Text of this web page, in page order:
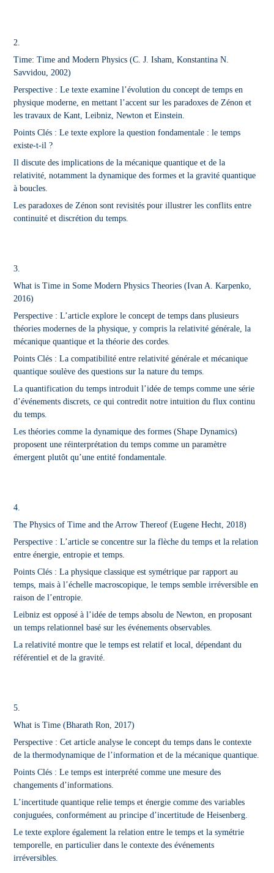
2.
Time: Time and Modern Physics(C. J. Isham, Konstantina N.
Savvidou, 2002)
Perspective : Le texte examine l’évolution du concept de temps en
physique moderne, en mettant l’accent sur les paradoxes de Zénon et
les travaux de Kant, Leibniz, Newton et Einstein.
Points Clés : Le texte explore la question fondamentale : le temps
existe-t-il ?
Il discute des implications de la mécanique quantique et de la
relativité, notamment la dynamique des formes et la gravité quantique
à boucles.
Les paradoxes de Zénon sont revisités pour illustrer les conflits entre
continuité et discrétion du temps.
3.
What is Time in Some Modern Physics Theories (Ivan A. Karpenko,
2016)
Perspective : L’article explore le concept de temps dans plusieurs
théories modernes de la physique, y compris la relativité générale, la
mécanique quantique et la théorie des cordes.
Points Clés : La compatibilité entre relativité générale et mécanique
quantique soulève des questions sur la nature du temps.
La quantification du temps introduit l’idée de temps comme une série
d’événements discrets, ce qui contredit notre intuition du flux continu
du temps.
Les théories comme la dynamique des formes (Shape Dynamics)
proposent une réinterprétation du temps comme un paramètre
émergent plutôt qu’une entité fondamentale.
4.
The Physics of Time and the Arrow Thereof (Eugene Hecht, 2018)
Perspective : L’article se concentre sur la flèche du temps et la relation
entre énergie, entropie et temps.
Points Clés : La physique classique est symétrique par rapport au
temps, mais à l’échelle macroscopique, le temps semble irréversible en
raison de l’entropie.
Leibniz est opposé à l’idée de temps absolu de Newton, en proposant
un temps relationnel basé sur les événements observables.
La relativité montre que le temps est relatif et local, dépendant du
référentiel et de la gravité.
5.
What is Time (Bharath Ron, 2017)
Perspective : Cet article analyse le concept du temps dans le contexte
de la thermodynamique de l’information et de la mécanique quantique.
Points Clés : Le temps est interprété comme une mesure des
changements d’informations.
L’incertitude quantique relie temps et énergie comme des variables
conjuguées, conformément au principe d’incertitude de Heisenberg.
Le texte explore également la relation entre le temps et la symétrie
temporelle, en particulier dans le contexte des événements
irréversibles.